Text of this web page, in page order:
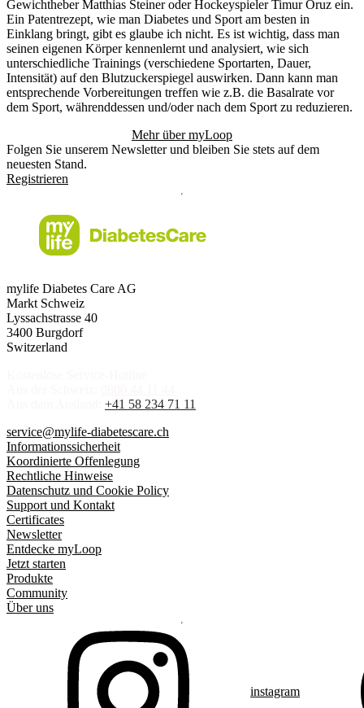
Gewichtheber Matthias Steiner oder Hockeyspieler Timur Oruz ein.
Ein Patentrezept, wie man Diabetes und Sport am besten in
Einklang bringt, gibt es glaube ich nicht. Es ist wichtig, dass man
seinen eigenen Körper kennenlernt und analysiert, wie sich
unterschiedliche Trainings (verschiedene Sportarten, Dauer,
Intensität) auf den Blutzuckerspiegel auswirken. Dann kann man
entsprechende Vorbereitungen treffen wie z.B. die Basalrate vor
dem Sport, währenddessen und/oder nach dem Sport zu reduzieren.
Mehr über myLoop
Folgen Sie unserem Newsletter und bleiben Sie stets auf dem
neuesten Stand.
Registrieren
mylife Diabetes Care AG
Markt Schweiz
Lyssachstrasse 40
3400 Burgdorf
Switzerland
+41 58 234 71 11
service@mylife-diabetescare.ch
Informationssicherheit
Koordinierte Offenlegung
Rechtliche Hinweise
Datenschutz und Cookie Policy
Support und Kontakt
Certificates
Newsletter
Entdecke myLoop
Jetzt starten
Produkte
Community
Über uns
instagram